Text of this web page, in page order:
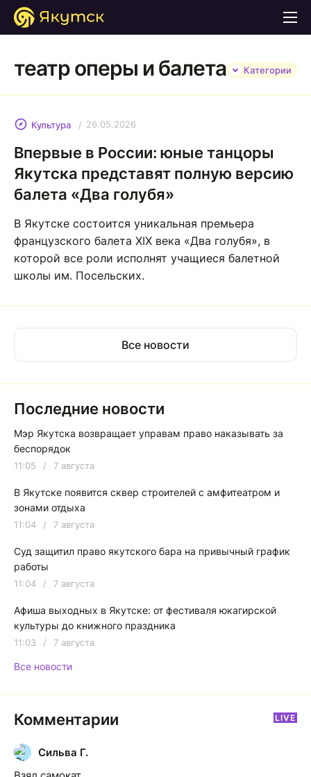
театр оперы и балета Категории
Культура 26.05.2026
Впервые в России: юные танцоры
Якутска представят полную версию
балета «Два голубя»
В Якутске состоится уникальная премьера
французского балета XIX века «Два голубя», в
которой все роли исполнят учащиеся балетной
школы им. Посельских.
Все новости
Последние новости
Мэр Якутска возвращает управам право наказывать за
беспорядок
11:05 / 7 августа
В Якутске появится сквер строителей с амфитеатром и
зонами отдыха
11:04 / 7 августа
Суд защитил право якутского бара на привычный график
работы
11:04 / 7 августа
Афиша выходных в Якутске: от фестиваля юкагирской
культуры до книжного праздника
11:03 / 7 августа
Все новости
Комментарии LIVE
С
Сильва Г.